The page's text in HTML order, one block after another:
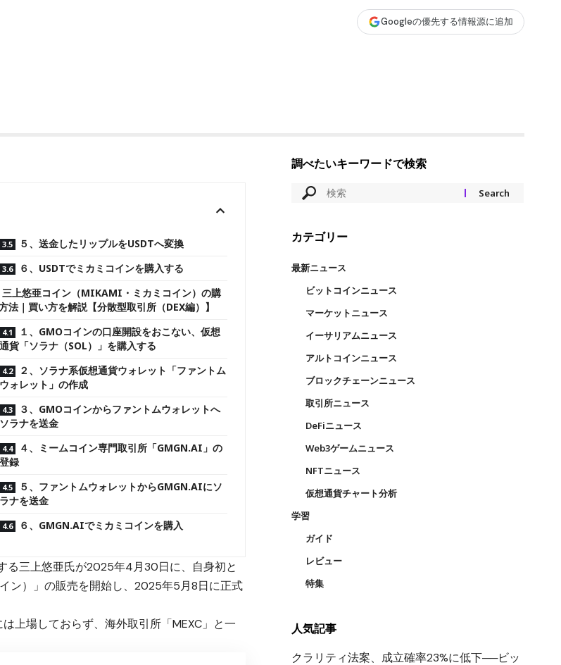
Googleの優先する情報源に追加
５、送金したリップルをUSDTへ変換
６、USDTでミカミコインを購入する
三上悠亜コイン（MIKAMI・ミカミコイン）の購
法｜買い方を解説【分散型取引所（DEX編）】
１、GMOコインの口座開設をおこない、仮想
通貨「ソラナ（SOL）」を購入する
２、ソラナ系仮想通貨ウォレット「ファントム
ウォレット」の作成
３、GMOコインからファントムウォレットへ
ソラナを送金
４、ミームコイン専門取引所「GMGN.AI」の
登録
５、ファントムウォレットからGMGN.AIにソ
ラナを送金
６、GMGN.AIでミカミコインを購入
る三上悠亜氏が2025年4月30日に、自身初と
ン）」の販売を開始し、2025年5月8日に正式
上場しておらず、海外取引所「MEXC」と一
調べたいキーワードで検索
カテゴリー
最新ニュース
ビットコインニュース
マーケットニュース
イーサリアムニュース
アルトコインニュース
ブロックチェーンニュース
取引所ニュース
DeFiニュース
Web3ゲームニュース
NFTニュース
仮想通貨チャート分析
学習
ガイド
レビュー
特集
人気記事
クラリティ法案、成立確率23%に低下──ビッ